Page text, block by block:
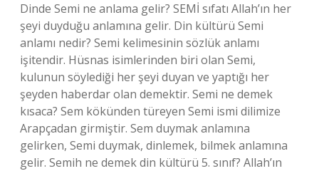
Dinde Semi ne anlama gelir? SEMİ sıfatı Allah’ın her
şeyi duyduğu anlamına gelir. Din kültürü Semi
anlamı nedir? Semi kelimesinin sözlük anlamı
işitendir. Hüsnas isimlerinden biri olan Semi,
kulunun söylediği her şeyi duyan ve yaptığı her
şeyden haberdar olan demektir. Semi ne demek
kısaca? Sem kökünden türeyen Semi ismi dilimize
Arapçadan girmiştir. Sem duymak anlamına
gelirken, Semi duymak, dinlemek, bilmek anlamına
gelir. Semih ne demek din kültürü 5. sınıf? Allah’ın